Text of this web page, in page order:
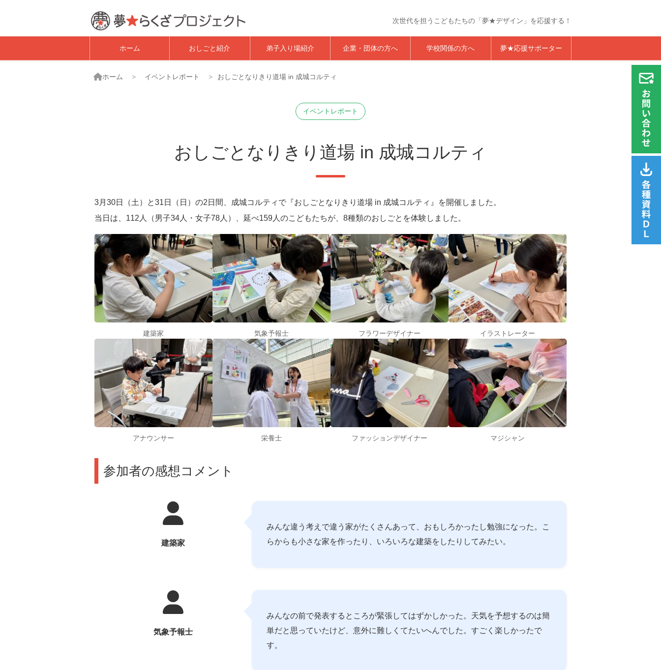
子ども職業体験・おしごと体験イベント｜夢★らくざプロジェクト
次世代を担うこどもたちの「夢★デザイン」を応援する！
ホーム おしごと紹介 弟子入り場紹介 企業・団体の方へ 学校関係の方へ 夢★応援サポーター
ホーム イベントレポート おしごとなりきり道場 in 成城コルティ
イベントレポート
おしごとなりきり道場 in 成城コルティ
3月30日（土）と31日（日）の2日間、成城コルティで『おしごとなりきり道場 in 成城コルティ』を開催しました。
当日は、112人（男子34人・女子78人）、延べ159人のこどもたちが、8種類のおしごとを体験しました。
建築家 気象予報士 フラワーデザイナー イラストレーター
アナウンサー 栄養士 ファッションデザイナー マジシャン
参加者の感想コメント
建築家
みんな違う考えで違う家がたくさんあって、おもしろかったし勉強になった。こ
らからも小さな家を作ったり、いろいろな建築をしたりしてみたい。
気象予報士
みんなの前で発表するところが緊張してはずかしかった。天気を予想するのは簡
単だと思っていたけど、意外に難しくてたいへんでした。すごく楽しかったで
す。